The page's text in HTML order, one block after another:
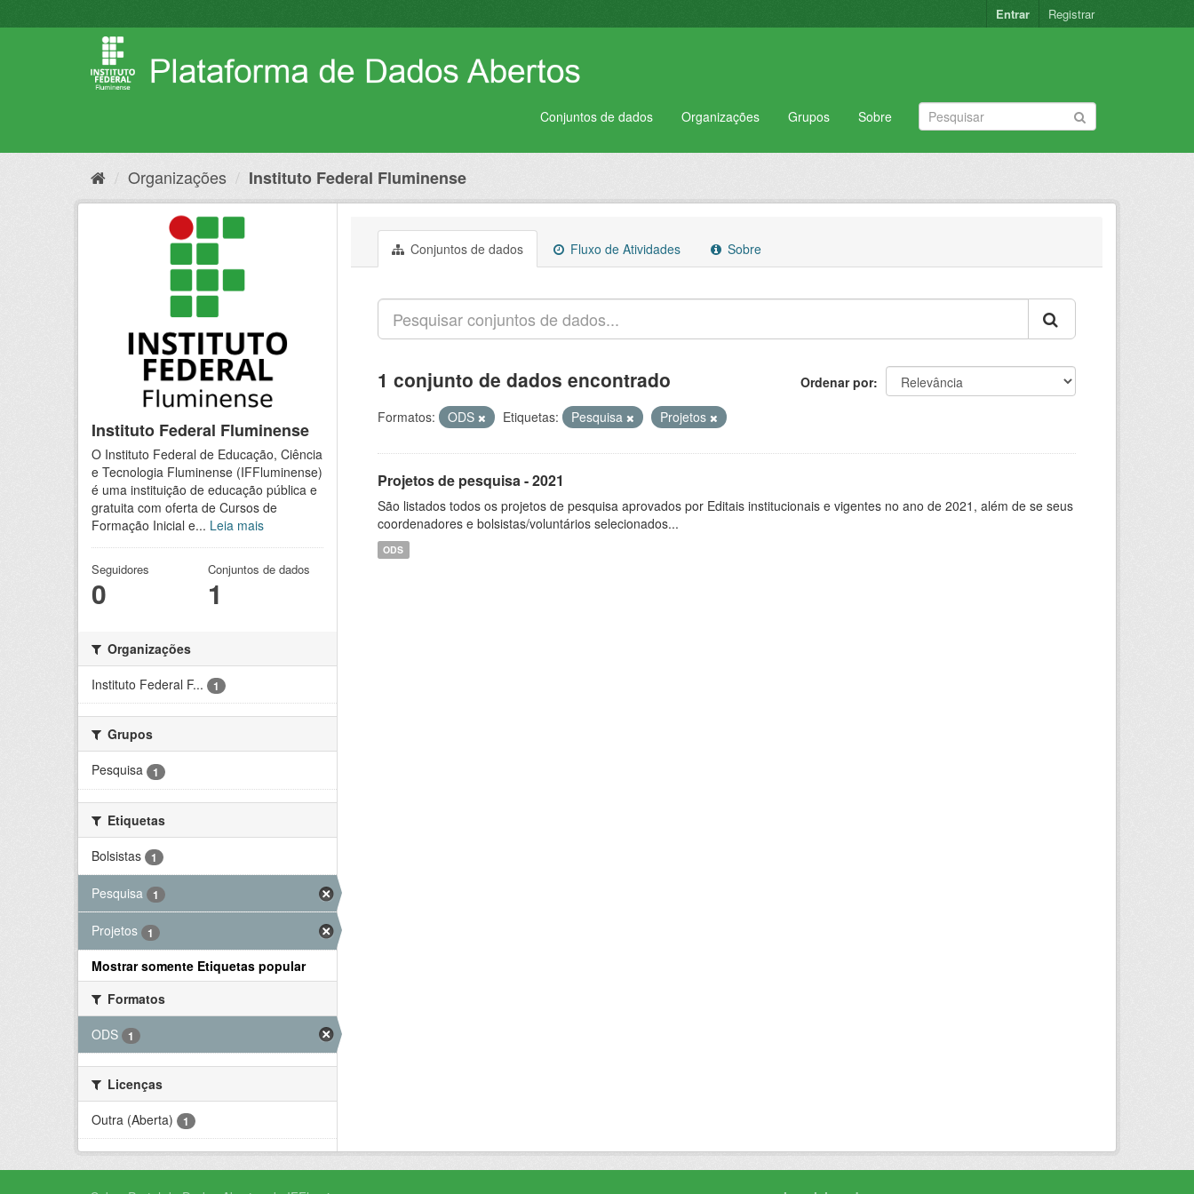
para
Entrar Registrar
Conjuntos de dados Organizações Grupos Sobre
Organizações Instituto Federal Fluminense
Instituto Federal Fluminense
O Instituto Federal de Educação, Ciência
e Tecnologia Fluminense (IFFluminense)
é uma instituição de educação pública e
gratuita com oferta de Cursos de
Formação Inicial e... Leia mais
Seguidores
0
Conjuntos de dados
1
Organizações
Instituto Federal F...
1
Grupos
Pesquisa
1
Etiquetas
Bolsistas
1
Pesquisa 1
Projetos 1
Mostrar somente Etiquetas popular
Formatos
ODS
1
Licenças
Outra (Aberta)
1
Conjuntos de dados Fluxo de Atividades Sobre
Ordenar por
1 conjunto de dados encontrado
Formatos: ODS Etiquetas: Pesquisa Projetos
Projetos de pesquisa - 2021
São listados todos os projetos de pesquisa aprovados por Editais institucionais e vigentes no ano de 2021, além de se seus
coordenadores e bolsistas/voluntários selecionados...
ODS